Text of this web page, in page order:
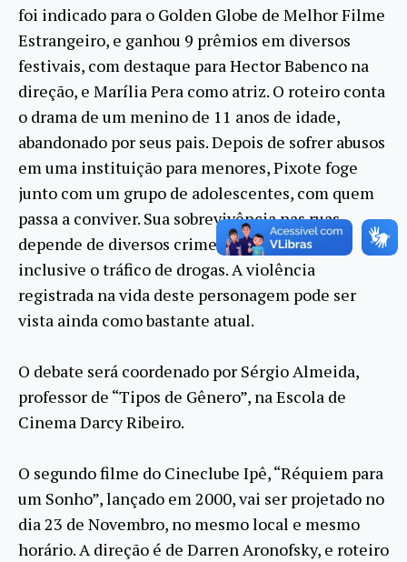
foi indicado para o Golden Globe de Melhor Filme
Estrangeiro, e ganhou 9 prêmios em diversos
festivais, com destaque para Hector Babenco na
direção, e Marília Pera como atriz. O roteiro conta
o drama de um menino de 11 anos de idade,
abandonado por seus pais. Depois de sofrer abusos
em uma instituição para menores, Pixote foge
junto com um grupo de adolescentes, com quem
passa a conviver. Sua sobrevivência nas ruas
depende de diversos crimes, que incluem
inclusive o tráfico de drogas. A violência
registrada na vida deste personagem pode ser
vista ainda como bastante atual.
O debate será coordenado por Sérgio Almeida,
professor de “Tipos de Gênero”, na Escola de
Cinema Darcy Ribeiro.
O segundo filme do Cineclube Ipê, “Réquiem para
um Sonho”, lançado em 2000, vai ser projetado no
dia 23 de Novembro, no mesmo local e mesmo
horário. A direção é de Darren Aronofsky, e roteiro